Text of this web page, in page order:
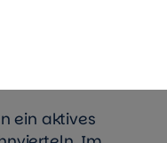
gera/aktiv-treff
ein aktives